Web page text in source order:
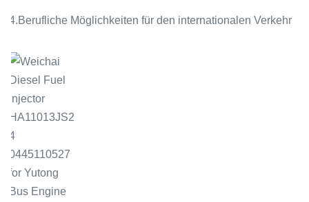
4.Berufliche Möglichkeiten für den internationalen Verkehr